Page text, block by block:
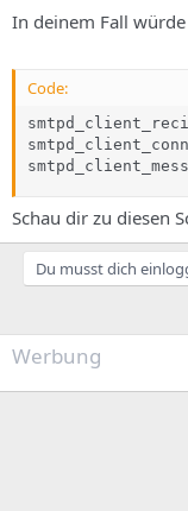
In deinem Fall
Code:
Schau dir zu diesen
Du musst dich
Werbung